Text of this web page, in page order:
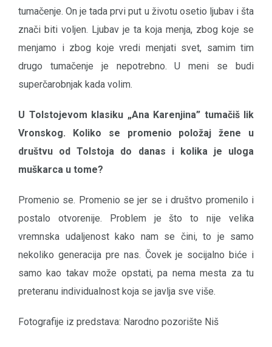
tumačenje. On je tada prvi put u životu osetio ljubav i šta
znači biti voljen. Ljubav je ta koja menja, zbog koje se
menjamo i zbog koje vredi menjati svet, samim tim
drugo tumačenje je nepotrebno. U meni se budi
superčarobnjak kada volim.
U Tolstojevom klasiku „Ana Karenjina” tumačiš lik
Vronskog. Koliko se promenio položaj žene u
društvu od Tolstoja do danas i kolika je uloga
muškarca u tome?
Promenio se. Promenio se jer se i društvo promenilo i
postalo otvorenije. Problem je što to nije velika
vremnska udaljenost kako nam se čini, to je samo
nekoliko generacija pre nas. Čovek je socijalno biće i
samo kao takav može opstati, pa nema mesta za tu
preteranu individualnost koja se javlja sve više.
Fotografije iz predstava: Narodno pozorište Niš